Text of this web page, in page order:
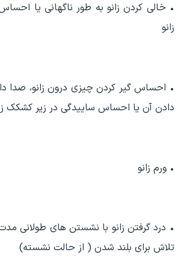
• خالی کردن زانو به طور ناگهانی یا
زانو
• احساس گیر کردن چیزی درون زانو، صدا
دادن آن یا احساس ساییدگی در زیر کشکک
• ورم زانو
• درد گرفتن زانو با نشستن های طولانی مدت
تلاش برای بلند شدن ( از حالت نشسته)